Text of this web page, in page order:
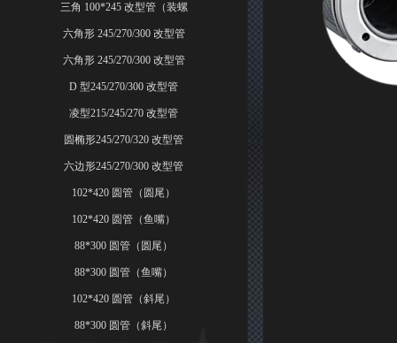
三角 100*245 改型管（装螺
六角形 245/270/300 改型管
六角形 245/270/300 改型管
D 型245/270/300 改型管
凌型215/245/270 改型管
圆椭形245/270/320 改型管
六边形245/270/300 改型管
102*420 圆管（圆尾）
102*420 圆管（鱼嘴）
88*300 圆管（圆尾）
88*300 圆管（鱼嘴）
102*420 圆管（斜尾）
88*300 圆管（斜尾）